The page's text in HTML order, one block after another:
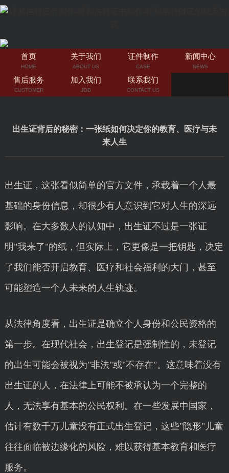
首页
HOME
关于我们
ABOUT US
证件制作
CASE
新闻中心
NEWS
售后服务
CUSTOMER
加入我们
JOB
联系我们
CONTACT US
出生证背后的秘密：一张纸如何决定你的教育、医疗与未
来人生
出生证，这张看似简单的官方文件，承载着一个人最
基础的身份信息，却很少有人意识到它对人生的深远
影响。在大多数人的认知中，出生证不过是一张证
明"我来了"的纸，但实际上，它更像是一把钥匙，决定
了我们能否开启教育、医疗和社会福利的大门，甚至
可能塑造一个人未来的人生轨迹。
从法律角度看，出生证是确立个人身份和公民资格的
第一步。在现代社会，出生登记是强制性的，未登记
的出生可能会被视为"非法"或"不存在"。这意味着没有
出生证的人，在法律上可能不被承认为一个完整的
人，无法享有基本的公民权利。在一些发展中国家，
估计有数千万儿童没有正式出生登记，这些"隐形"儿童
往往面临被边缘化的风险，难以获得基本教育和医疗
服务。